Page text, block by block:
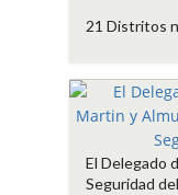
21 Distritos
El Delegado
Seguridad